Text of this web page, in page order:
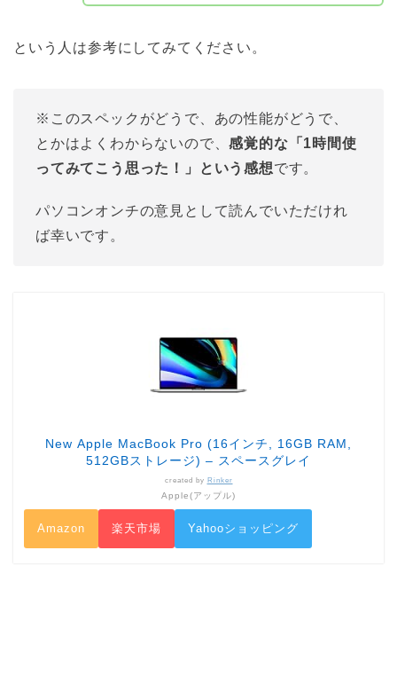
という人は参考にしてみてください。
※このスペックがどうで、あの性能がどうで、
とかはよくわからないので、感覚的な「1時間使
ってみてこう思った！」という感想です。
パソコンオンチの意見として読んでいただけれ
ば幸いです。
New Apple MacBook Pro (16インチ, 16GB RAM,
512GBストレージ) – スペースグレイ
created by Rinker
Apple(アップル)
Amazon 楽天市場 Yahooショッピング